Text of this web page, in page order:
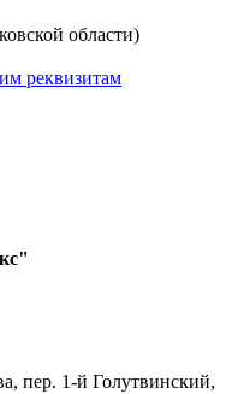
области)
реквизитам
пер. 1-й Голутвинский,